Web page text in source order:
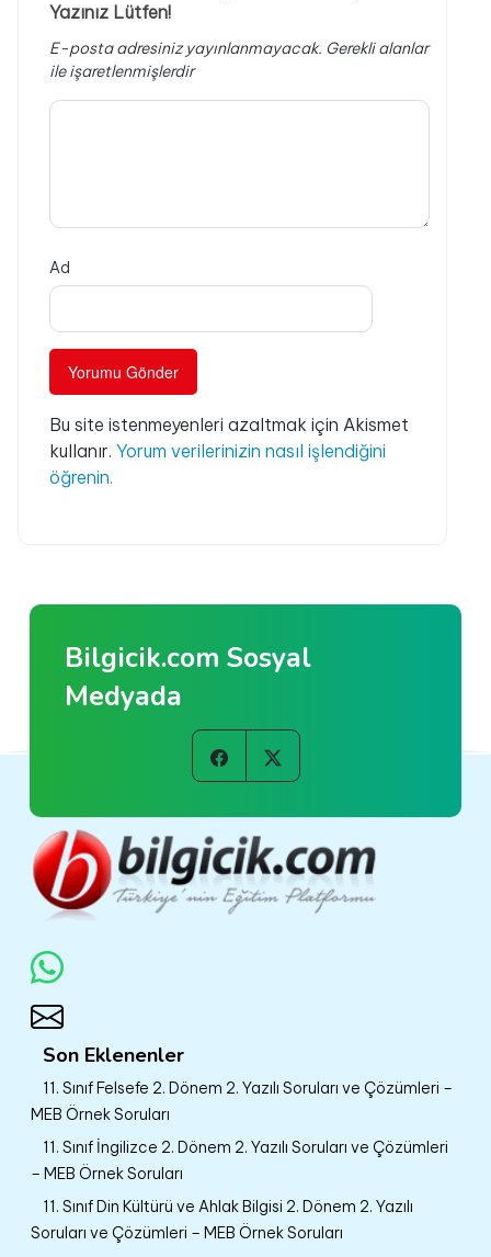
Yazınız Lütfen!
E-posta adresiniz yayınlanmayacak. Gerekli alanlar
ile işaretlenmişlerdir
Ad
Bu site istenmeyenleri azaltmak için Akismet
kullanır. Yorum verilerinizin nasıl işlendiğini
öğrenin.
Bilgicik.com Sosyal
Medyada
Son Eklenenler
11. Sınıf Felsefe 2. Dönem 2. Yazılı Soruları ve Çözümleri –
MEB Örnek Soruları
11. Sınıf İngilizce 2. Dönem 2. Yazılı Soruları ve Çözümleri
– MEB Örnek Soruları
11. Sınıf Din Kültürü ve Ahlak Bilgisi 2. Dönem 2. Yazılı
Soruları ve Çözümleri – MEB Örnek Soruları